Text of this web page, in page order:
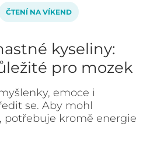
ČTENÍ NA VÍKEND
kyseliny:
pro mozek
emoce i
se. Aby mohl
potřebuje kromě energie